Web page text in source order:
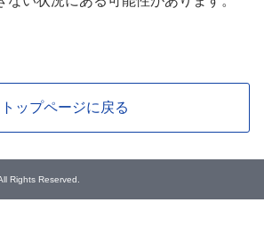
トップページに戻る
Rights Reserved.